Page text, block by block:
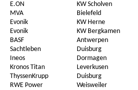
E.ON
KW Scholven
MVA
Bielefeld
Evonik
KW Herne
Evonik
KW Bergkamen
BASF
Antwerpen
Sachtleben
Duisburg
Ineos
Dormagen
Kronos Titan
Leverkusen
ThyssenKrupp
Duisburg
RWE Power
Weisweiler